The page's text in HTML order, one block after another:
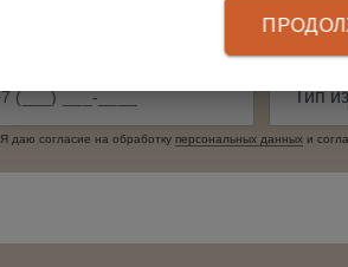
Я даю согласие на обработку персональных данныxи